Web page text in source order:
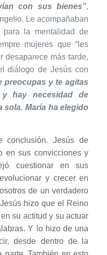
con sus bienes”,
Le acompañaban
para la mentalidad de
mujeres que “les
desaparece más tarde,
diálogo de Jesús con
preocupas y te agitas
hay necesidad de
sola. María ha elegido
conclusión. Jesús de
en sus convicciones y
cuestionar en sus
y crecer en
de un verdadero
hizo que el Reino
su actitud y su actuar
Y lo hizo de una
desde dentro de la